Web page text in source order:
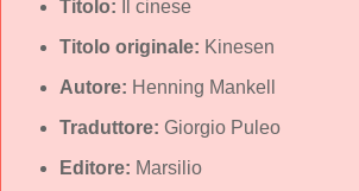
Titolo: Il cinese
Titolo originale: Kinesen
Autore: Henning Mankell
Traduttore: Giorgio Puleo
Editore: Marsilio